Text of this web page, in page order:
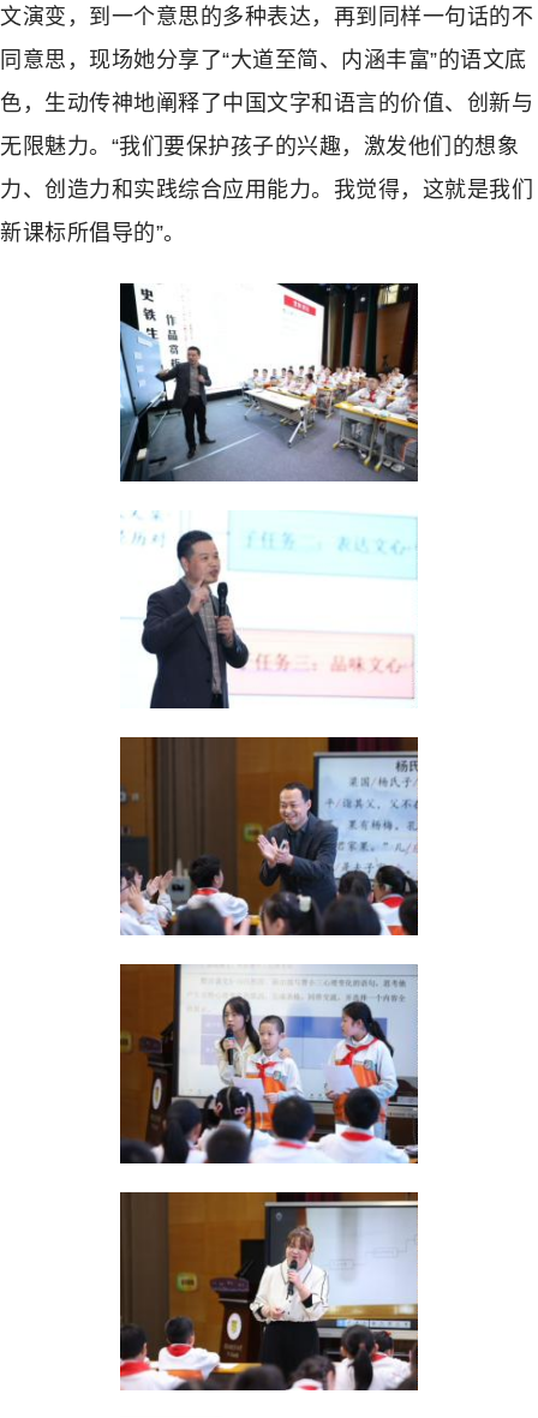
文演变，到一个意思的多种表达，再到同样一句话的不
同意思，现场她分享了“大道至简、内涵丰富”的语文底
色，生动传神地阐释了中国文字和语言的价值、创新与
无限魅力。“我们要保护孩子的兴趣，激发他们的想象
力、创造力和实践综合应用能力。我觉得，这就是我们
新课标所倡导的”。